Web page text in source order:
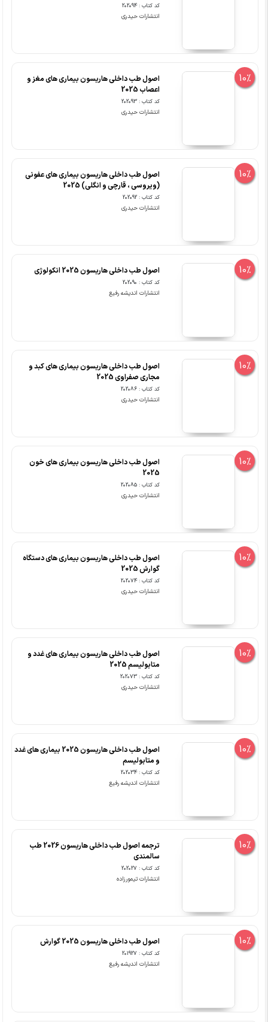
کد کتاب : 202094
انتشارات حیدری
10%
اصول طب داخلی هاریسون بیماری های مغز و
اعصاب 2025
کد کتاب : 202093
انتشارات حیدری
10%
اصول طب داخلی هاریسون بیماری های عفونی
(ویروسی ، قارچی و انگلی) 2025
کد کتاب : 202092
انتشارات حیدری
10% اصول طب داخلی هاریسون 2025 انکولوژی
کد کتاب : 202090
انتشارات اندیشه رفیع
10%
اصول طب داخلی هاریسون بیماری های کبد و
مجاری صفراوی 2025
کد کتاب : 202086
انتشارات حیدری
10%
اصول طب داخلی هاریسون بیماری های خون
2025
کد کتاب : 202085
انتشارات حیدری
10%
اصول طب داخلی هاریسون بیماری های دستگاه
گوارش 2025
کد کتاب : 202074
انتشارات حیدری
10%
اصول طب داخلی هاریسون بیماری های غدد و
متابولیسم 2025
کد کتاب : 202073
انتشارات حیدری
10%
اصول طب داخلی هاریسون 2025 بیماری های غدد
و متابولیسم
کد کتاب : 202034
انتشارات اندیشه رفیع
10%
ترجمه اصول طب داخلی هاریسون 2026 طب
سالمندی
کد کتاب : 202027
انتشارات تیمورزاده
10% اصول طب داخلی هاریسون 2025 گوارش
کد کتاب : 201927
انتشارات اندیشه رفیع